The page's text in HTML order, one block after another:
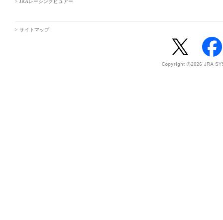
JRAレーシングビュアー
サイトマップ